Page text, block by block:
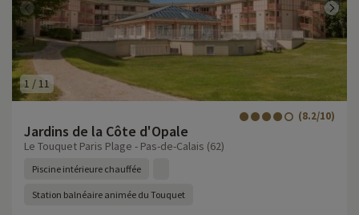
1 /11
Jardins de la Côte d'Opale
(8.2/10)
Le Touquet Paris Plage - Pas-de-Calais (62)
Piscine intérieure chauffée
Station balnéaire animée du Touquet